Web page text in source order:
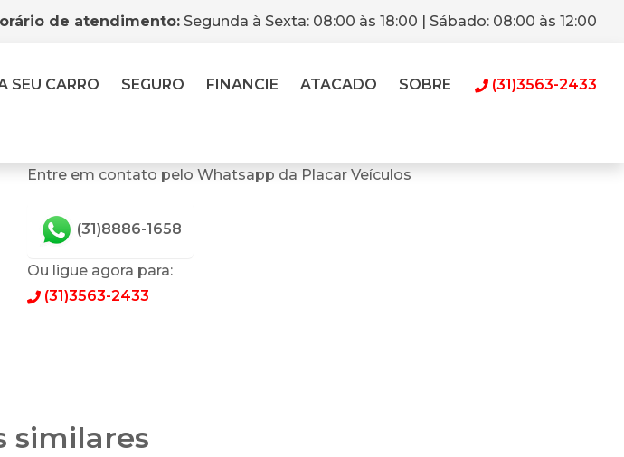
de atendimento: Segunda à Sexta: 08:00 às 18:00 | Sábado: 08:00 às 12:00
SEU CARRO SEGURO FINANCIE ATACADO SOBRE (31)3563-2433
Entre em contato pelo Whatsapp da Placar Veículos
(31)8886-1658
Ou ligue agora para:
(31)3563-2433
similares